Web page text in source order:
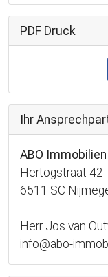
PDF Druck
Ihr
ABO Immobilien
Hertogstraat 42
6511 SC
Herr Jos van
info@abo-